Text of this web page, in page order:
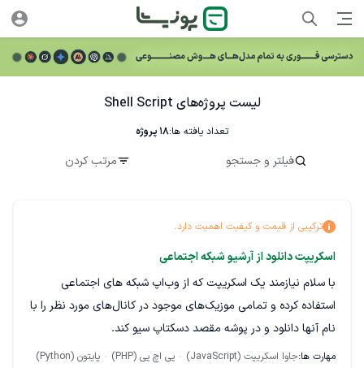
لیست پروژه‌های Shell Script
تعداد یافته ها:18پروژه
فیلتر و جستجو مرتب کردن
ترکیبی از قیمت و کیفیت اهمیت دارد.
اسکریپت دانلود از آرشیو شبکه اجتماعی
با سلام نیازمند یک اسکریپت که از وب‌اپ شبکه های اجتماعی
استفاده کرده و تمامی موزیک‌های موجود در کانال‌های مورد نظر را با
نام آنها دانلود و در پوشه مقصد دسکتاپ سیو کند.
مهارت ها:جاوا اسکریپت (JavaScript) پی اچ پی (PHP)
پایتون (Python)